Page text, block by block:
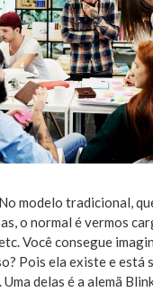
No modelo tradicional,
o normal é vermos
etc. Você consegue
Pois ela existe e está
delas é a alemã